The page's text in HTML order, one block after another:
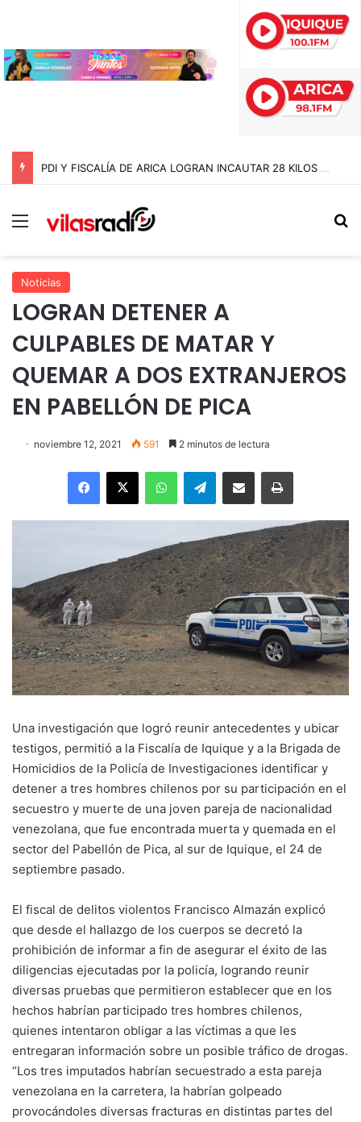
PDI Y FISCALÍA DE ARICA LOGRAN INCAUTAR 28 KILOS DE MARIHUANA OCULTOS EN UN CAMIÓN DE ALTO TONELAJE EN CHUNGARÁ
Menú
Noticias
LOGRAN DETENER A
CULPABLES DE MATAR Y
QUEMAR A DOS EXTRANJEROS
EN PABELLÓN DE PICA
noviembre 12, 2021 591 2 minutos de lectura
Facebook
X WhatsAppTelegramEnviar vía email Imprimir
Una investigación que logró reunir antecedentes y ubicar
testigos, permitió a la Fiscalía de Iquique y a la Brigada de
Homicidios de la Policía de Investigaciones identificar y
detener a tres hombres chilenos por su participación en el
secuestro y muerte de una joven pareja de nacionalidad
venezolana, que fue encontrada muerta y quemada en el
sector del Pabellón de Pica, al sur de Iquique, el 24 de
septiembre pasado.
El fiscal de delitos violentos Francisco Almazán explicó
que desde el hallazgo de los cuerpos se decretó la
prohibición de informar a fin de asegurar el éxito de las
diligencias ejecutadas por la policía, logrando reunir
diversas pruebas que permitieron establecer que en los
hechos habrían participado tres hombres chilenos,
quienes intentaron obligar a las víctimas a que les
entregaran información sobre un posible tráfico de drogas.
“Los tres imputados habrían secuestrado a esta pareja
venezolana en la carretera, la habrían golpeado
provocándoles diversas fracturas en distintas partes del